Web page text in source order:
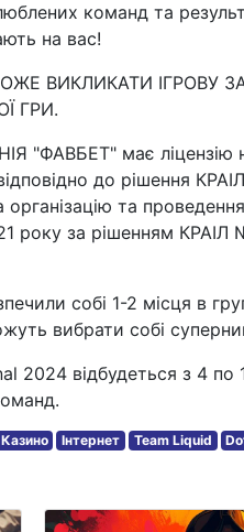
команд та
на вас!
ВИКЛИКАТИ ІГРОВУ
ГРИ.
має ліцензію на
до рішення
організацію та
року за рішенням КРАІЛ
собі 1-2 місця в
вибрати собі
відбудеться з 4 по
Казино Інтернет Team Liquid